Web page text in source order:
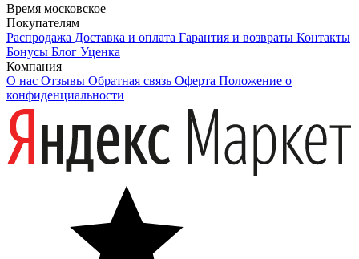
Время московское
Покупателям
Распродажа Доставка и оплата Гарантия и возвраты Контакты
Бонусы Блог Уценка
Компания
О нас Отзывы Обратная связь Оферта Положение о
конфиденциальности